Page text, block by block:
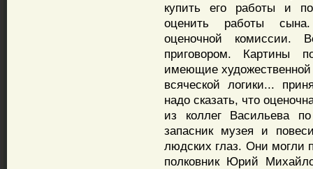
купить его работы и
оценить работы
оценочной комиссии.
приговором. Картины
имеющие художественной
всяческой логики...
надо сказать, что
из коллег Васильева
запасник музея и
людских глаз. Они могли
полковник Юрий